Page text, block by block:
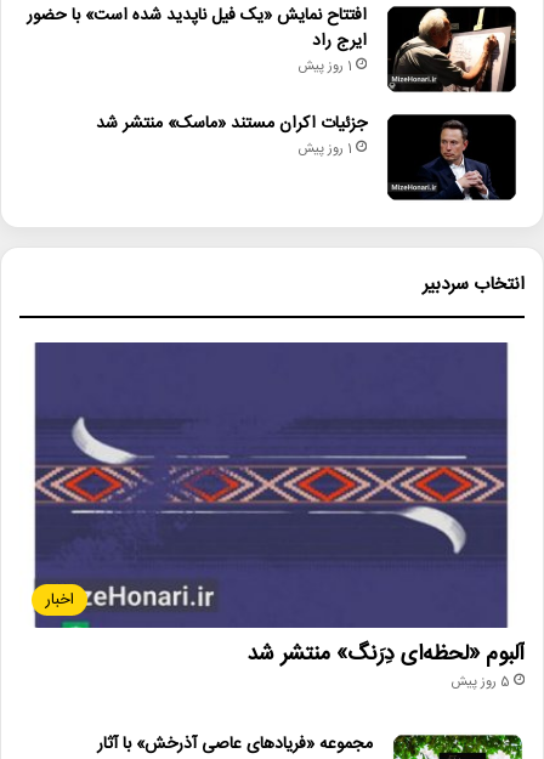
افتتاح نمایش «یک فیل ناپدید شده است» با حضور
ایرج راد
1 روز پیش
جزئیات اکران مستند «ماسک» منتشر شد
1 روز پیش
انتخاب سردبیر
اخبار
آلبوم «لحظه‌ای دِرَنگ» منتشر شد
5 روز پیش
مجموعه «فریادهای عاصی آذرخش» با آثار